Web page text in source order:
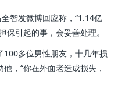
智发微博回应称，“1.14亿
保引起的事，会妥善处理。
多位男性朋友，十几年损
，“你在外面老造成损失，